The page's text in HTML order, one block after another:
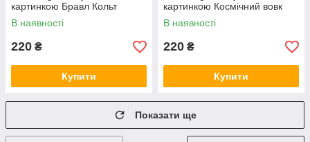
картинкою Бравл Кольт
В наявності
220 ₴
Купити
картинкою Космічний вовк
В наявності
220 ₴
Купити
Показати ще